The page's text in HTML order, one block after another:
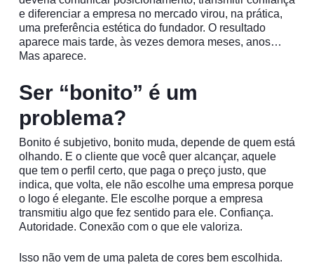
e diferenciar a empresa no mercado virou, na prática,
uma preferência estética do fundador. O resultado
aparece mais tarde, às vezes demora meses, anos…
Mas aparece.
Ser “bonito” é um
problema?
Bonito é subjetivo, bonito muda, depende de quem está
olhando. E o cliente que você quer alcançar, aquele
que tem o perfil certo, que paga o preço justo, que
indica, que volta, ele não escolhe uma empresa porque
o logo é elegante. Ele escolhe porque a empresa
transmitiu algo que fez sentido para ele. Confiança.
Autoridade. Conexão com o que ele valoriza.
Isso não vem de uma paleta de cores bem escolhida.